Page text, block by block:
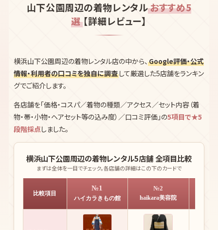
山下公園周辺の着物レンタルおすすめ5
選 【詳細レビュー】
横浜山下公園周辺の着物レンタル店の中から、Google評価・公式
情報・利用者の口コミを独自に調査して厳選した5店舗をランキン
グでご紹介します。
各店舗を「価格・コスパ／着物の種類／アクセス／セット内容（着
物・帯・小物・ヘアセット等の込み度）／口コミ評価」の5項目で★5
段階採点しました。
横浜山下公園周辺の着物レンタル5店舗 全項目比較
まずは全体を一目でチェック。各店舗の詳細はこの下のカードで
比較項目
№1
ハイカラきもの館
№2
haikara美容院